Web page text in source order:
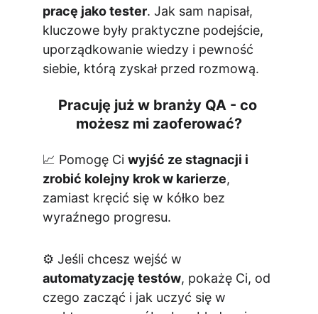
pracę jako tester. Jak sam napisał,
kluczowe były praktyczne podejście,
uporządkowanie wiedzy i pewność
siebie, którą zyskał przed rozmową.
Pracuję już w branży QA - co
możesz mi zaoferować?
📈 Pomogę Ci wyjść ze stagnacji i
zrobić kolejny krok w karierze,
zamiast kręcić się w kółko bez
wyraźnego progresu.
⚙️ Jeśli chcesz wejść w
automatyzację testów, pokażę Ci, od
czego zacząć i jak uczyć się w